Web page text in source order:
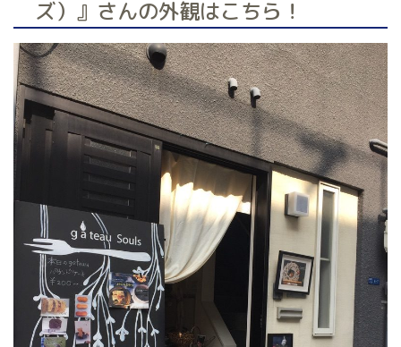
ズ）』さんの外観はこちら！